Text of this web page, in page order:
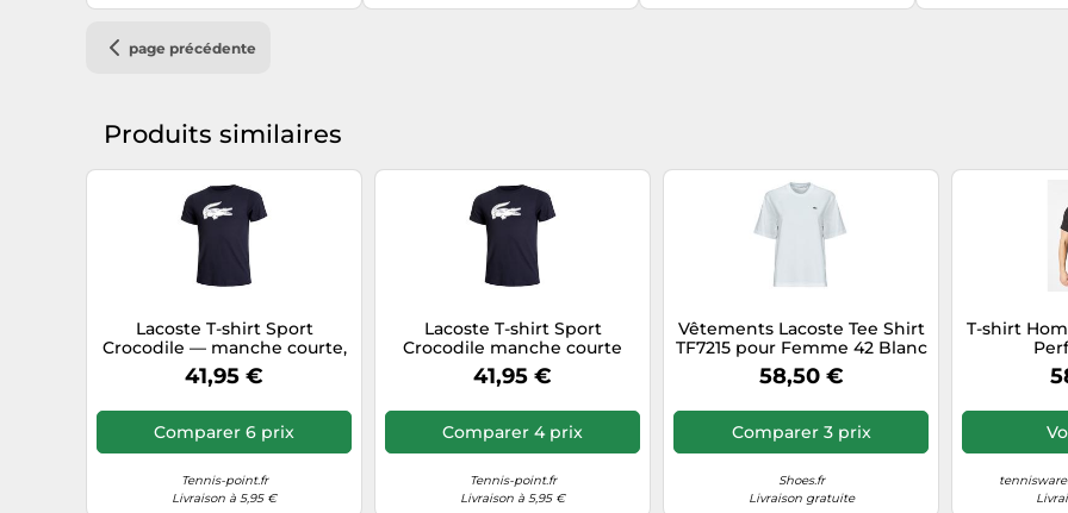
page précédente
Produits similaires
Lacoste T-shirt Sport
Crocodile — manche courte,
bleu marine, taille M
41,95 €
Comparer 6 prix
Tennis-point.fr
Livraison à 5,95 €
Lacoste T-shirt Sport
Crocodile manche courte
bleu marine L
41,95 €
Comparer 4 prix
Tennis-point.fr
Livraison à 5,95 €
Vêtements Lacoste Tee Shirt
TF7215 pour Femme 42 Blanc
58,50 €
Comparer 3 prix
Shoes.fr
Livraison gratuite
T-shirt